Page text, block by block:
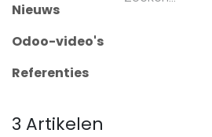
Nieuws
Odoo-video's
Referenties
3 Artikelen